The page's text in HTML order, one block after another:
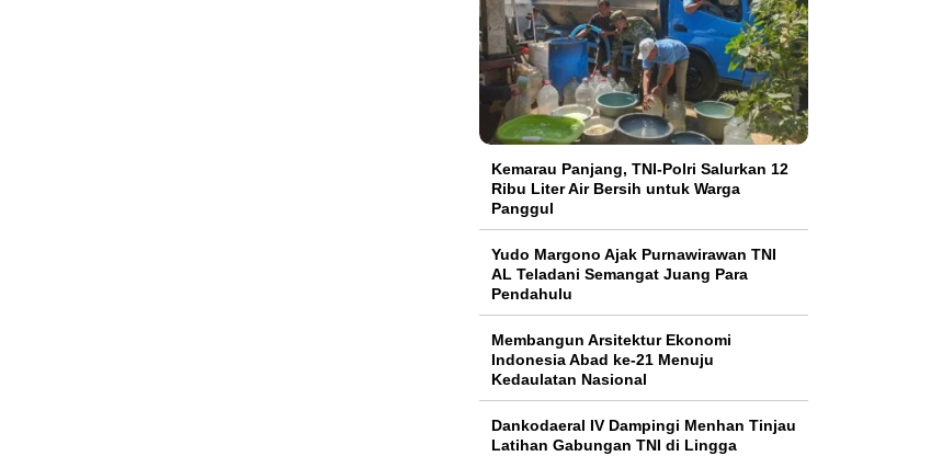
Kemarau Panjang, TNI-Polri Salurkan 12
Ribu Liter Air Bersih untuk Warga
Panggul
Yudo Margono Ajak Purnawirawan TNI
AL Teladani Semangat Juang Para
Pendahulu
Membangun Arsitektur Ekonomi
Indonesia Abad ke-21 Menuju
Kedaulatan Nasional
Dankodaeral IV Dampingi Menhan Tinjau
Latihan Gabungan TNI di Lingga